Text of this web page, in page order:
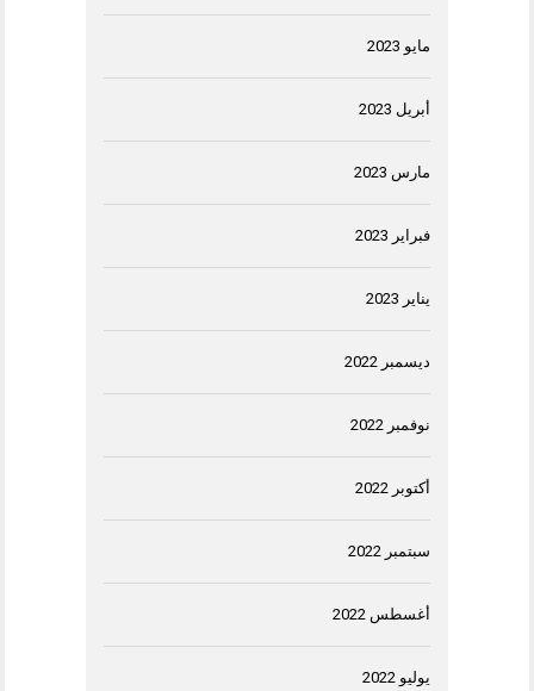
مايو 2023
أبريل 2023
مارس 2023
فبراير 2023
يناير 2023
ديسمبر 2022
نوفمبر 2022
أكتوبر 2022
سبتمبر 2022
أغسطس 2022
يوليو 2022